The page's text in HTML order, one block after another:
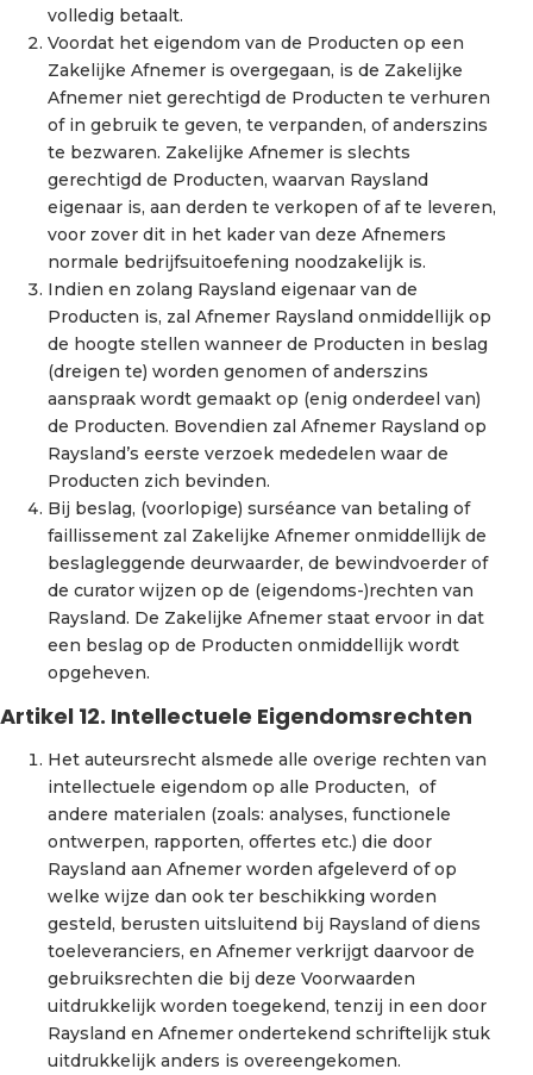
volledig betaalt.
Voordat het eigendom van de Producten op een
Zakelijke Afnemer is overgegaan, is de Zakelijke
Afnemer niet gerechtigd de Producten te verhuren
of in gebruik te geven, te verpanden, of anderszins
te bezwaren. Zakelijke Afnemer is slechts
gerechtigd de Producten, waarvan Raysland
eigenaar is, aan derden te verkopen of af te leveren,
voor zover dit in het kader van deze Afnemers
normale bedrijfsuitoefening noodzakelijk is.
Indien en zolang Raysland eigenaar van de
Producten is, zal Afnemer Raysland onmiddellijk op
de hoogte stellen wanneer de Producten in beslag
(dreigen te) worden genomen of anderszins
aanspraak wordt gemaakt op (enig onderdeel van)
de Producten. Bovendien zal Afnemer Raysland op
Raysland’s eerste verzoek mededelen waar de
Producten zich bevinden.
Bij beslag, (voorlopige) surséance van betaling of
faillissement zal Zakelijke Afnemer onmiddellijk de
beslagleggende deurwaarder, de bewindvoerder of
de curator wijzen op de (eigendoms-)rechten van
Raysland. De Zakelijke Afnemer staat ervoor in dat
een beslag op de Producten onmiddellijk wordt
opgeheven.
Artikel 12. Intellectuele Eigendomsrechten
Het auteursrecht alsmede alle overige rechten van
intellectuele eigendom op alle Producten, of
andere materialen (zoals: analyses, functionele
ontwerpen, rapporten, offertes etc.) die door
Raysland aan Afnemer worden afgeleverd of op
welke wijze dan ook ter beschikking worden
gesteld, berusten uitsluitend bij Raysland of diens
toeleveranciers, en Afnemer verkrijgt daarvoor de
gebruiksrechten die bij deze Voorwaarden
uitdrukkelijk worden toegekend, tenzij in een door
Raysland en Afnemer ondertekend schriftelijk stuk
uitdrukkelijk anders is overeengekomen.